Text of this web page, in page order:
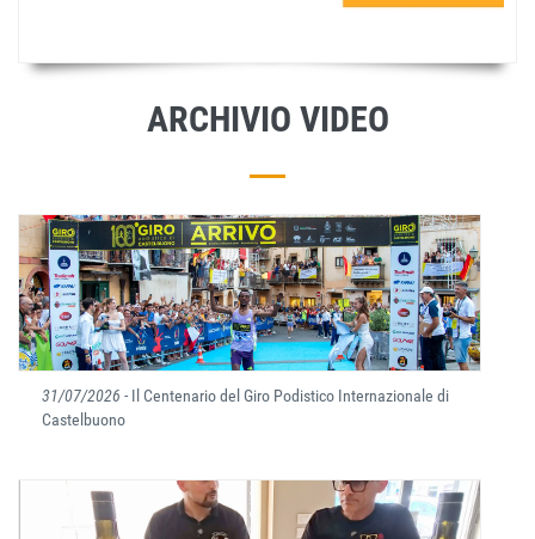
ARCHIVIO VIDEO
31/07/2026 - Il Centenario del Giro Podistico Internazionale di
Castelbuono